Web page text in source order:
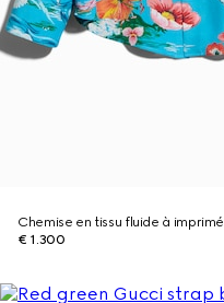
Chemise en tissu fluide à imprimé
€ 1.300